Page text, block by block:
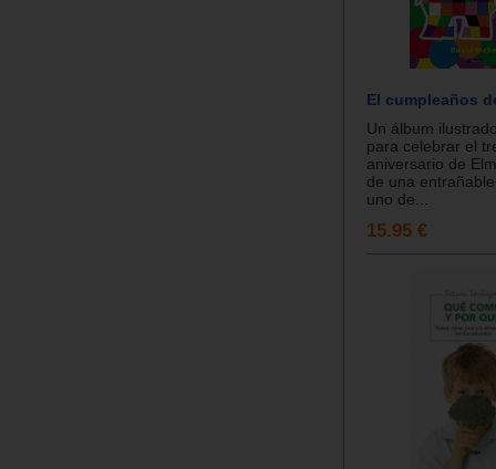
El cumpleaños
Un álbum
para celebrar el
aniversario de
de una
uno de...
15.95 €